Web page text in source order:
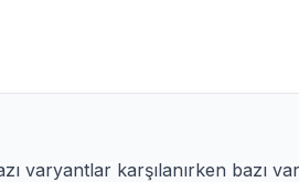
varyantlar karşılanırken bazı